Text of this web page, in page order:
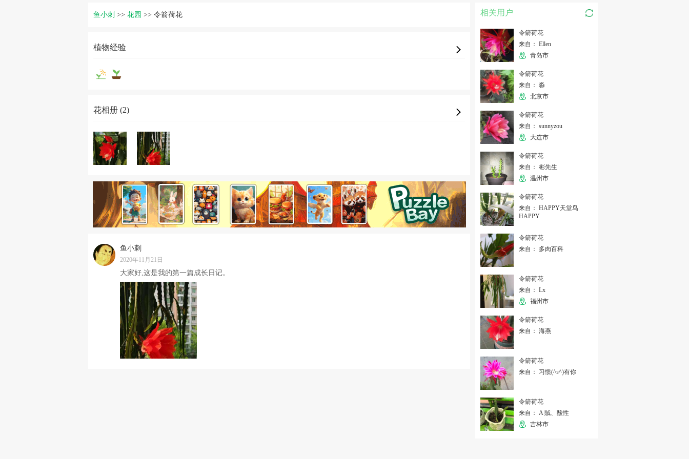
鱼小刺 >> 花园 >> 令箭荷花
植物经验
花相册 (2)
鱼小刺
2020年11月21日
大家好,这是我的第一篇成长日记。
相关用户
令箭荷花
来自： Ellen
青岛市
令箭荷花
来自： 淼
北京市
令箭荷花
来自： sunnyzou
大连市
令箭荷花
来自： 彬先生
温州市
令箭荷花
来自： HAPPY天堂鸟
HAPPY
令箭荷花
来自： 多肉百科
令箭荷花
来自： Lx
福州市
令箭荷花
来自： 海燕
令箭荷花
来自： 习惯(^з^)有你
令箭荷花
来自： A 賊、酸性
吉林市